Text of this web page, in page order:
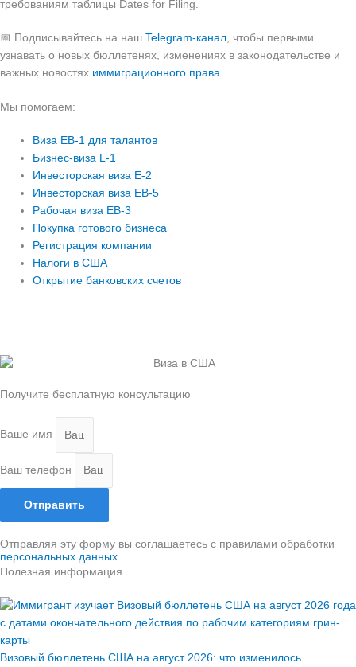
требованиям таблицы Dates for Filing.
📅 Подписывайтесь на наш Telegram-канал, чтобы первыми
узнавать о новых бюллетенях, изменениях в законодательстве и
важных новостях иммиграционного права.
Мы помогаем:
Виза EB-1 для талантов
Бизнес-виза L-1
Инвесторская виза E-2
Инвесторская виза EB-5
Рабочая виза EB-3
Покупка готового бизнеса
Регистрация компании
Налоги в США
Открытие банковских счетов
Получите бесплатную консультацию
Ваше имя
Ваш телефон
Отправить
Отправляя эту форму вы соглашаетесь с правилами обработки
персональных данных
Полезная информация
Визовый бюллетень США на август 2026: что изменилось